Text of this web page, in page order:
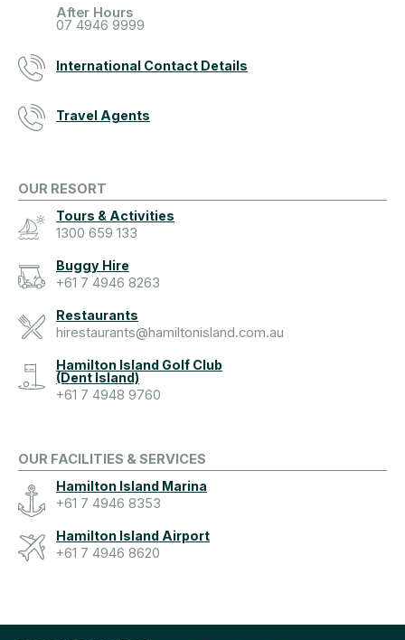
After Hours
07 4946 9999
International Contact Details
Travel Agents
OUR RESORT
Tours & Activities
1300 659 133
Buggy Hire
+61 7 4946 8263
Restaurants
hirestaurants@hamiltonisland.com.au
Hamilton Island Golf Club
(Dent Island)
+61 7 4948 9760
OUR FACILITIES & SERVICES
Hamilton Island Marina
+61 7 4946 8353
Hamilton Island Airport
+61 7 4946 8620